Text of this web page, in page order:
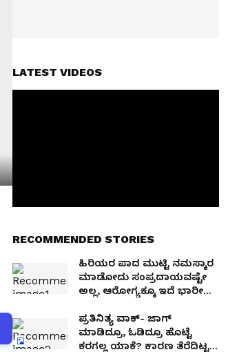
LATEST VIDEOS
RECOMMENDED STORIES
ಹಿರಿಯರ ಪಾದ ಮುಟ್ಟಿ ನಮಸ್ಕಾರ
ಮಾಡೋದು ಸಂಪ್ರದಾಯವಷ್ಟೇ
ಅಲ್ಲ, ಆರೋಗ್ಯಕ್ಕೂ ಇದೆ ಭಾರೀ
ಪ್ರತಿನಿತ್ಯ ವಾಕ್​- ಜಾಗ್​
ಮಾಡಿದ್ರೂ, ಓಡಿದ್ರೂ ಹೊಟ್ಟೆ
ಕರಗಲ್ಲ ಯಾಕೆ? ಕಾರಣ ತೆರೆದಿಟ್ಟ